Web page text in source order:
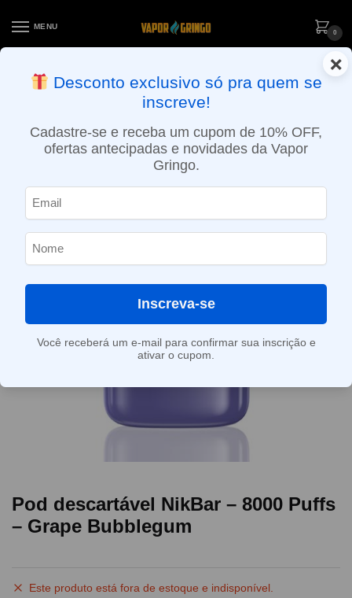
MENU
0
ENTREGA NO MESMO DIA EM SÃO PAULO (SEG A SEX): PEDIDOS
APROVADOS ATÉ 15:30 VIA MOTOBOY
Pod descartável NikBar – 8000 Puffs
– Grape Bubblegum
Este produto está fora de estoque e indisponível.
×
Desconto exclusivo só pra quem se
inscreve!
Cadastre-se e receba um cupom de 10% OFF,
ofertas antecipadas e novidades da Vapor
Gringo.
Inscreva-se
Você receberá um e-mail para confirmar sua inscrição e
ativar o cupom.